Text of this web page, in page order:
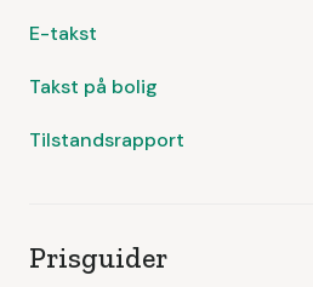
E-takst
Takst på bolig
Tilstandsrapport
Prisguider